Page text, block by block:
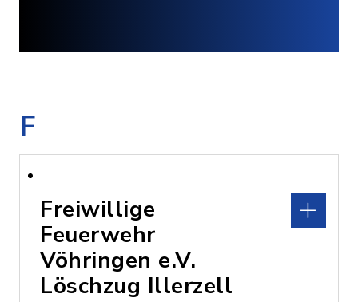
F
Freiwillige
Feuerwehr
Vöhringen e.V.
Löschzug Illerzell